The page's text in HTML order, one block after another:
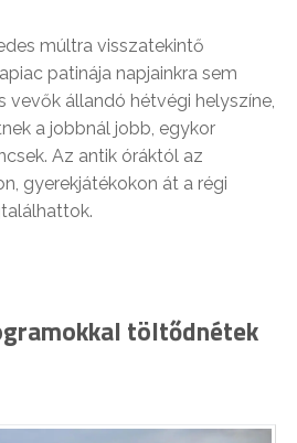
múltra visszatekintő
patinája napjainkra sem
vevők állandó hétvégi helyszíne,
a jobbnál jobb, egykor
Az antik óráktól az
gyerekjátékokon át a régi
töltődnétek